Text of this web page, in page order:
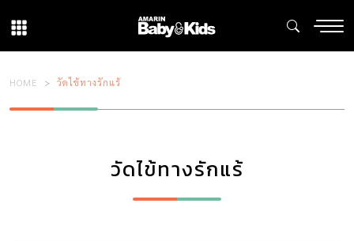
HOME วัดไข้ทางรักแร้
วัดไข้ทางรักแร้